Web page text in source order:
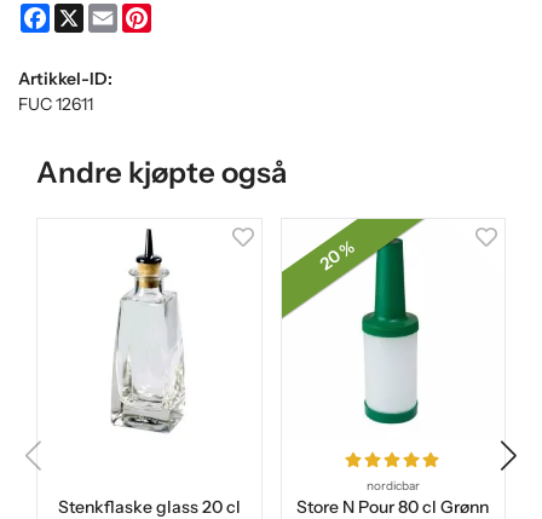
Facebook
X Email
Artikkel-ID:
FUC 12611
Andre kjøpte også
Stenkflaske glass 20 cl
20 %
nordicbar
Store N Pour 80 cl Grønn